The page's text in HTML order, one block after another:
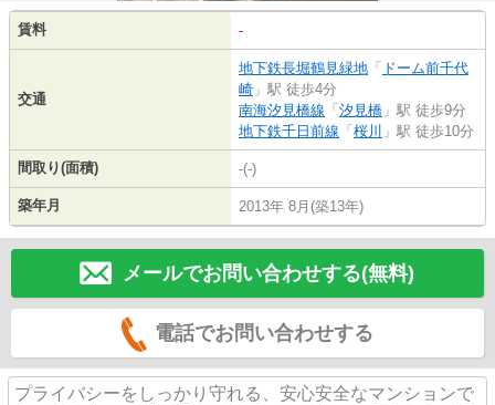
賃料 -
交通
地下鉄長堀鶴見緑地 「 ドーム前千代
崎 」駅 徒歩4分
南海汐見橋線 「 汐見橋 」駅 徒歩9分
地下鉄千日前線 「 桜川 」駅 徒歩10分
間取り(面積) -(-)
築年月 2013年 8月(築13年)
メールでお問い合わせする(無料)
電話でお問い合わせする
プライバシーをしっかり守れる、安心安全なマンションで